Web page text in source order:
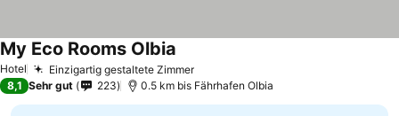
Hotel Einzigartig gestaltete Zimmer
My Eco Rooms Olbia
8,1 Sehr gut 223 0.5 km bis Fährhafen Olbia